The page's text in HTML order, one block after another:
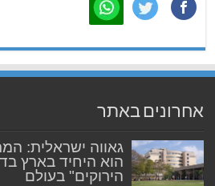
אחרונים באתר
גאווה ישראלית:
הוא היחיד בארץ
הירוקים" בעולם